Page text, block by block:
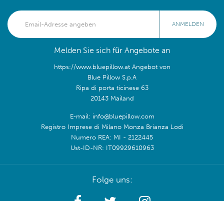
ANMELDEN
Melden Sie sich für Angebote an
https://www.bluepillow.at Angebot von
Blue Pillow S.p.A
Ripa di porta ticinese 63
20143 Mailand
E-mail: info@bluepillow.com
Registro Imprese di Milano Monza Brianza Lodi
Numero REA: MI - 2122445
Ust-ID-NR: IT09929610963
Folge uns: